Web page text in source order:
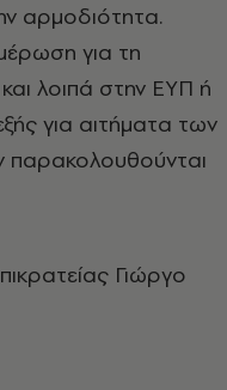
αρμοδιότητα.
για τη
λοιπά στην ΕΥΠ ή
για αιτήματα των
παρακολουθούνται
Γιώργο